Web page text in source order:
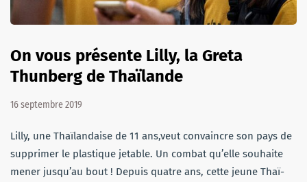
On vous présente Lilly, la Greta
Thunberg de Thaïlande
16 septembre 2019
Lilly, une Thaïlandaise de 11 ans,veut convaincre son pays de
supprimer le plastique jetable. Un combat qu’elle souhaite
mener jusqu’au bout ! Depuis quatre ans, cette jeune Thaï-